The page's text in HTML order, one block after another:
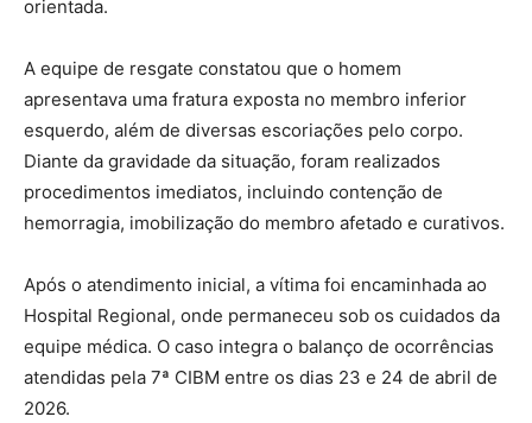
orientada.
A equipe de resgate constatou que o homem
apresentava uma fratura exposta no membro inferior
esquerdo, além de diversas escoriações pelo corpo.
Diante da gravidade da situação, foram realizados
procedimentos imediatos, incluindo contenção de
hemorragia, imobilização do membro afetado e curativos.
Após o atendimento inicial, a vítima foi encaminhada ao
Hospital Regional, onde permaneceu sob os cuidados da
equipe médica. O caso integra o balanço de ocorrências
atendidas pela 7ª CIBM entre os dias 23 e 24 de abril de
2026.